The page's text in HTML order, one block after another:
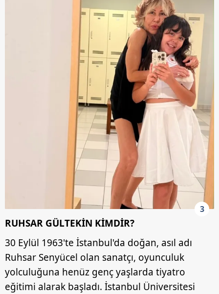
vasıtasıyla belirleyebilirsiniz. Çerezlere ilişkin detaylı bilgi
için Ayarlar butonuna tıklayabilir,Çerez Bilgilendirme
ziyaret edebilirsiniz.
6698 sayılı Kişisel Verilerin Korunması Kanunu uyarınca
hazırlanmış Aydınlatma Metnimizi okumak ve sitemizde
ilgili mevzuata uygun olarak kullanılan çerezlerle ilgili bilgi
tıklayınız
3
RUHSAR GÜLTEKİN KİMDİR?
30 Eylül 1963'te İstanbul'da doğan, asıl adı
Ruhsar Senyücel olan sanatçı, oyunculuk
yolculuğuna henüz genç yaşlarda tiyatro
eğitimi alarak başladı. İstanbul Üniversitesi